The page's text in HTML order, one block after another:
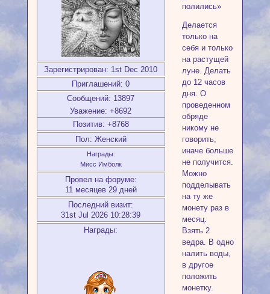
Зарегистрирован: 1st Dec 2010
Приглашений: 0
Сообщений: 13897
Уважение: +8692
Позитив: +8768
Пол: Женский
Награды:
Мисс Имболк
Провел на форуме:
11 месяцев 29 дней
Последний визит:
31st Jul 2026 10:28:39
Награды:
полились»
Делается
только на
себя и только
на растущей
луне. Делать
до 12 часов
дня. О
проведенном
обряде
никому не
говорить,
иначе больше
не получится.
Можно
подделывать
на ту же
монету раз в
месяц.
Взять 2
ведра. В одно
налить воды,
в другое
положить
монетку.